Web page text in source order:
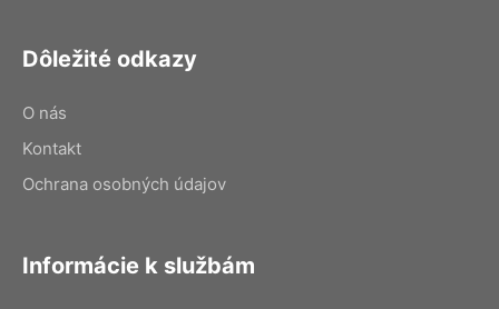
Dôležité odkazy
O nás
Kontakt
Ochrana osobných údajov
Informácie k službám